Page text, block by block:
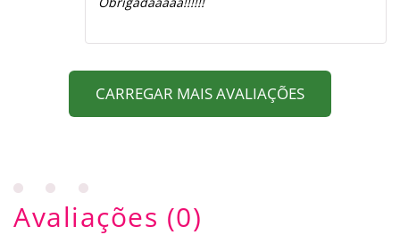
CARREGAR MAIS AVALIAÇÕES
Avaliações (0)